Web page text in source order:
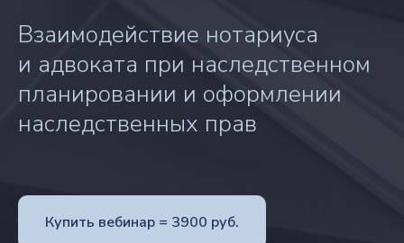
Взаимодействие нотариуса
и адвоката при наследственном
планировании и оформлении
наследственных прав
Купить вебинар = 3900 руб.